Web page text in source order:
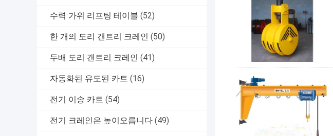
수력 가위 리프팅 테이블 (52)
한 개의 도리 갠트리 크레인 (50)
두배 도리 갠트리 크레인 (41)
자동화된 유도된 카트 (16)
전기 이송 카트 (54)
전기 크레인은 높이오릅니다 (49)